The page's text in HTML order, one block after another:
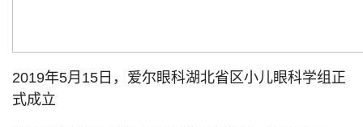
2019年5月15日，爱尔眼科湖北省区小儿眼科学组正
式成立